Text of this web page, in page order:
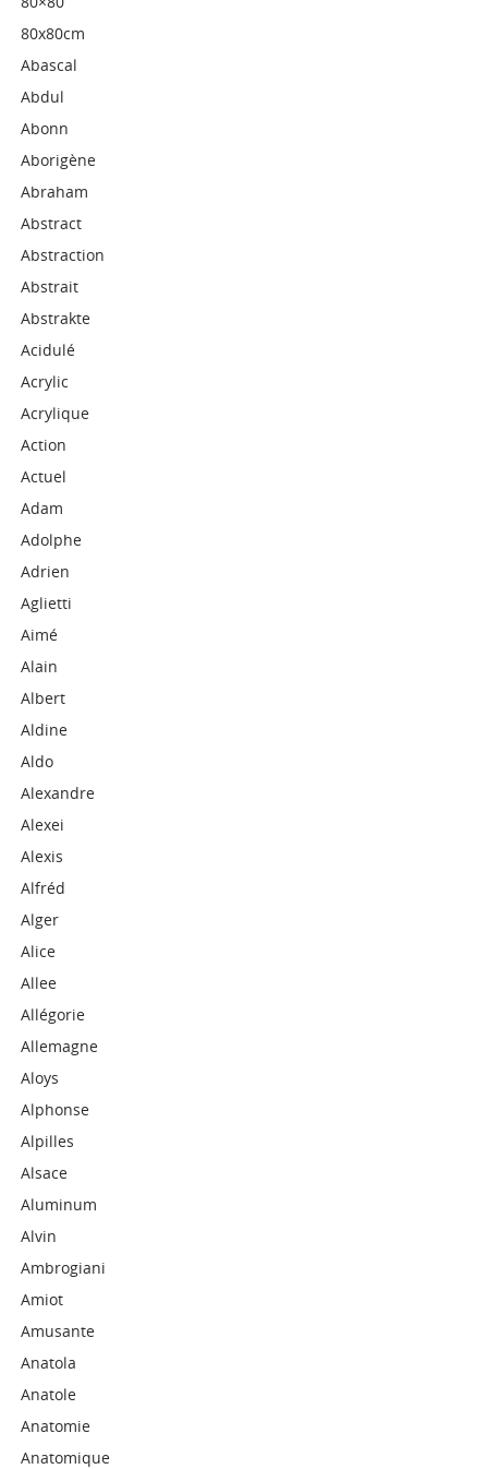
80x80cm
Abascal
Abdul
Abonn
Aborigène
Abraham
Abstract
Abstraction
Abstrait
Abstrakte
Acidulé
Acrylic
Acrylique
Action
Actuel
Adam
Adolphe
Adrien
Aglietti
Aimé
Alain
Albert
Aldine
Aldo
Alexandre
Alexei
Alexis
Alfréd
Alger
Alice
Allee
Allégorie
Allemagne
Aloys
Alphonse
Alpilles
Alsace
Aluminum
Alvin
Ambrogiani
Amiot
Amusante
Anatola
Anatole
Anatomie
Anatomique